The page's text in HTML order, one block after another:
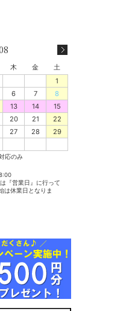
木 金
土
1
6 7
8
13 14
15
20 21
22
27 28
29
応のみ
『営業日』に行って
は休業日となりま